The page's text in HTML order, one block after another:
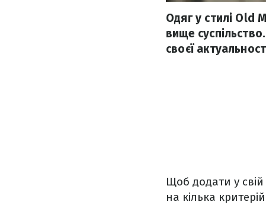
Одяг у стилі Old
вище
своєї
Щоб додати у свій
на кілька